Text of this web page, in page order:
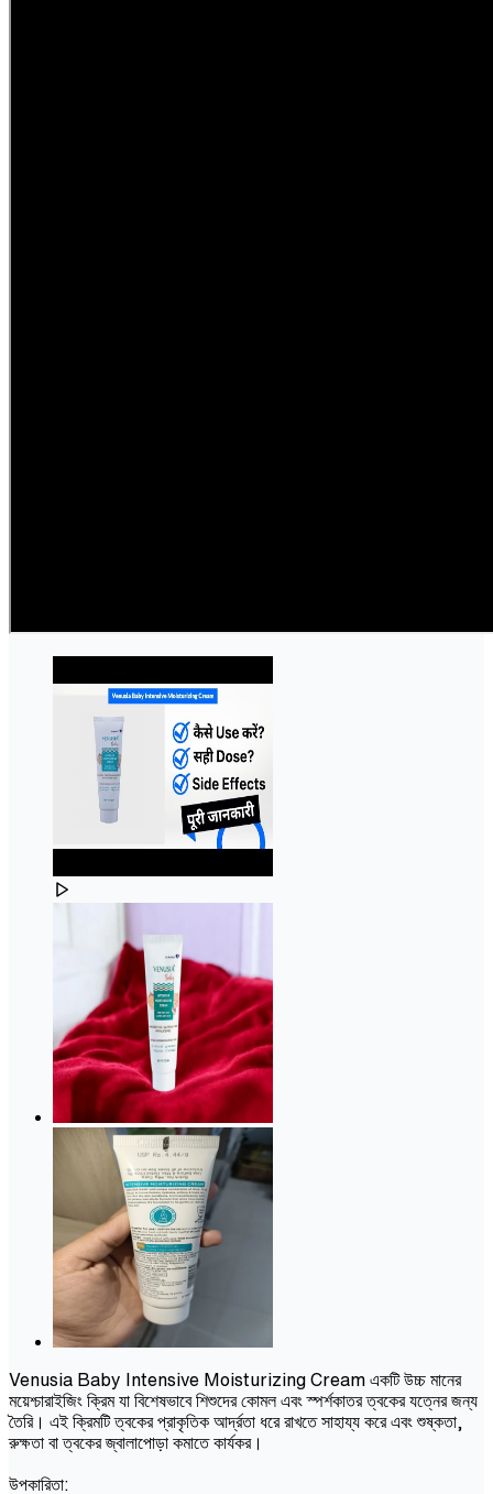
Venusia Baby Intensive Moisturizing Cream একটি উচ্চ মানের
ময়েশ্চারাইজিং ক্রিম যা বিশেষভাবে শিশুদের কোমল এবং স্পর্শকাতর ত্বকের যত্নের জন্য
তৈরি। এই ক্রিমটি ত্বকের প্রাকৃতিক আর্দ্রতা ধরে রাখতে সাহায্য করে এবং শুষ্কতা,
রুক্ষতা বা ত্বকের জ্বালাপোড়া কমাতে কার্যকর।
উপকারিতা: